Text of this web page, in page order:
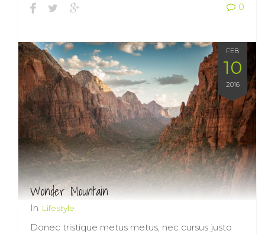
0
FEB
10
2016
Wonder Mountain
In Lifestyle
Donec tristique metus metus, nec cursus justo